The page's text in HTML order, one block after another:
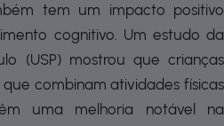
tem um impacto positivo
cognitivo. Um estudo da
(USP) mostrou que crianças
combinam atividades físicas
uma melhoria notável na